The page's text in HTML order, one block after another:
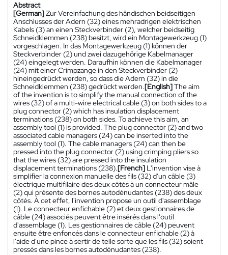
Abstract
[German]Zur Vereinfachung des händischen beidseitigen
Anschlusses der Adern (32) eines mehradrigen elektrischen
Kabels (3) an einen Steckverbinder (2), welcher beidseitig
Schneidklemmen (238) besitzt, wird ein Montagewerkzeug (1)
vorgeschlagen. In das Montagewerkzeug (1) können der
Steckverbinder (2) und zwei dazugehörige Kabelmanager
(24) eingelegt werden. Daraufhin können die Kabelmanager
(24) mit einer Crimpzange in den Steckverbinder (2)
hineingedrückt werden, so dass die Adern (32) in die
Schneidklemmen (238) gedrückt werden.[English]The aim
of the invention is to simplify the manual connection of the
wires (32) of a multi-wire electrical cable (3) on both sides to a
plug connector (2) which has insulation displacement
terminations (238) on both sides. To achieve this aim, an
assembly tool (1) is provided. The plug connector (2) and two
associated cable managers (24) can be inserted into the
assembly tool (1). The cable managers (24) can then be
pressed into the plug connector (2) using crimping pliers so
that the wires (32) are pressed into the insulation
displacement terminations (238).[French] L'invention vise à
simplifier la connexion manuelle des fils (32) d'un câble (3)
électrique multifilaire des deux côtés à un connecteur mâle
(2) qui présente des bornes autodénudantes (238) des deux
côtés. À cet effet, l'invention propose un outil d'assemblage
(1). Le connecteur enfichable (2) et deux gestionnaires de
câble (24) associés peuvent être insérés dans l'outil
d'assemblage (1). Les gestionnaires de câble (24) peuvent
ensuite être enfoncés dans le connecteur enfichable (2) à
l'aide d'une pince à sertir de telle sorte que les fils (32) soient
pressés dans les bornes autodénudantes (238).